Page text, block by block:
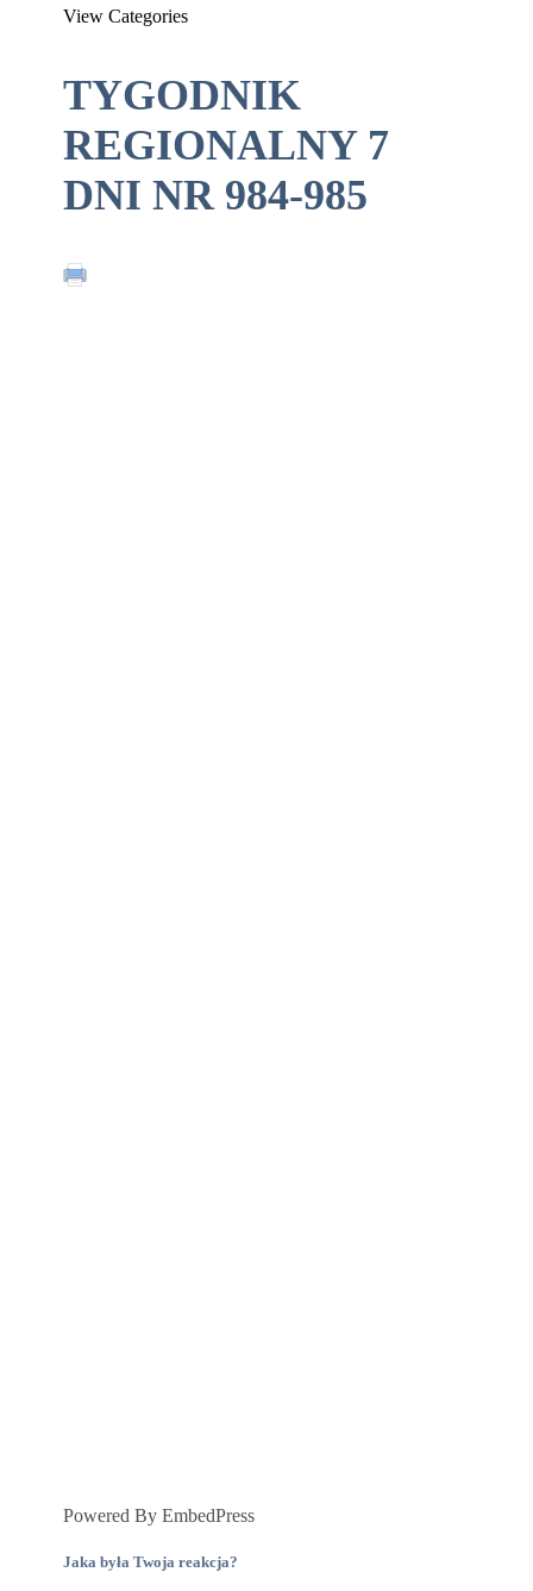
View Categories
TYGODNIK
REGIONALNY 7
DNI NR 984-985
Powered By EmbedPress
Jaka była Twoja reakcja?